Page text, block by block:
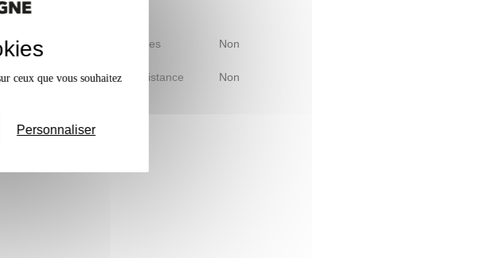
Mobilité d'études Non
Accessible à distance Non
ceux que vous souhaitez
Personnaliser